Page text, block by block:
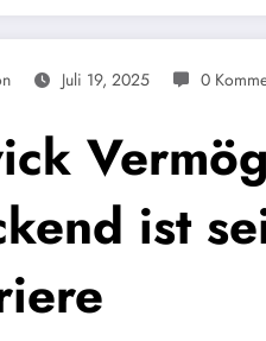
Juli 19, 2025 0
ist